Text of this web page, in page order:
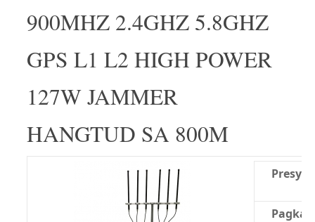
900MHZ 2.4GHZ 5.8GHZ
GPS L1 L2 HIGH POWER
127W JAMMER
HANGTUD SA 800M
Presyo: